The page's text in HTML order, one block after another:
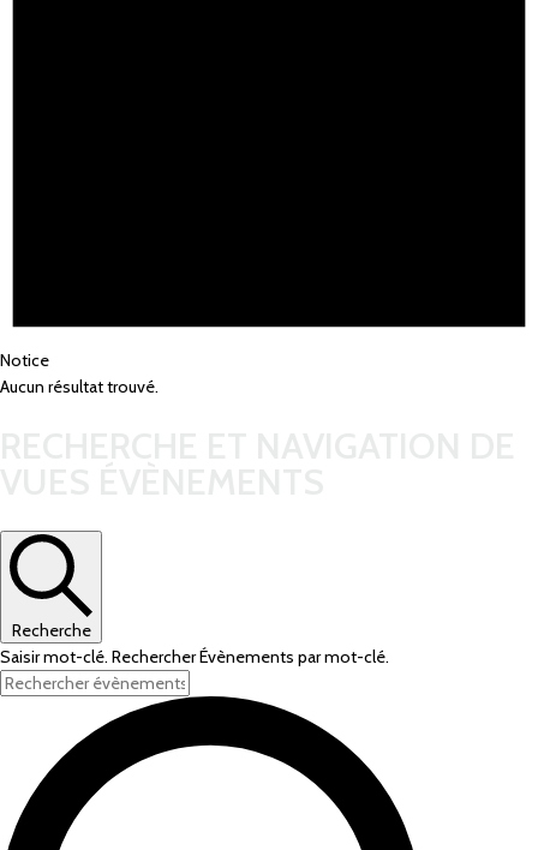
Notice
Aucun résultat trouvé.
Recherche
Saisir mot-clé. Rechercher Évènements par mot-clé.